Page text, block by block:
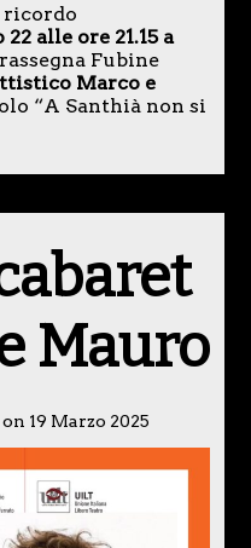
ricordo
22 alle ore 21.15 a
Fubine
Marco e
“A Santhià non si
Mauro
on 19 Marzo 2025